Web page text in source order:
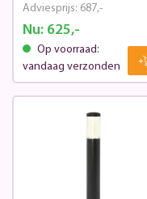
Nu:625,-
Adviesprijs: 687,-
Op voorraad:
vandaag verzonden